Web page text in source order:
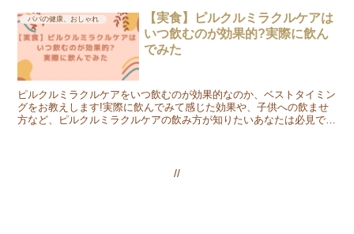
パパの健康、おしゃれ
【実食】ピルクルミラクルケアは
いつ飲むのが効果的?実際に飲ん
でみた
ピルクルミラクルケアをいつ飲むのが効果的なのか、ベストタイミン
グをお教えします!実際に飲んでみて感じた効果や、子供への飲ませ
方など、ピルクルミラクルケアの飲み方が知りたいあなたは必見です
//